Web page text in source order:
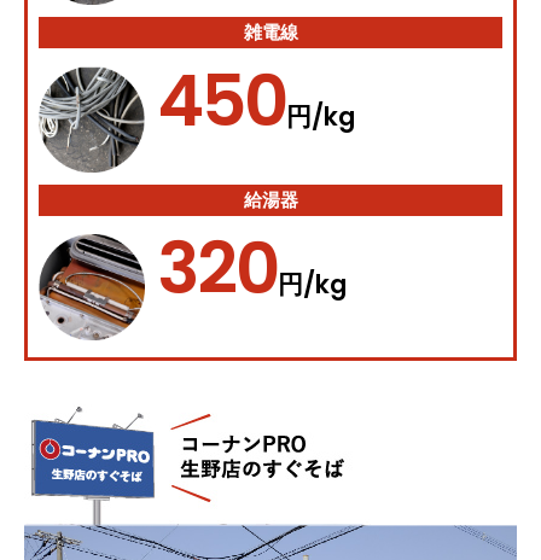
雑電線
450円 /kg
給湯器
320円 /kg